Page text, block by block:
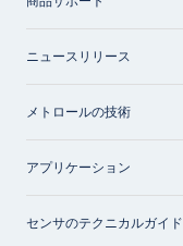
ニュースリリース
メトロールの技術
アプリケーション
センサのテクニカルガイド